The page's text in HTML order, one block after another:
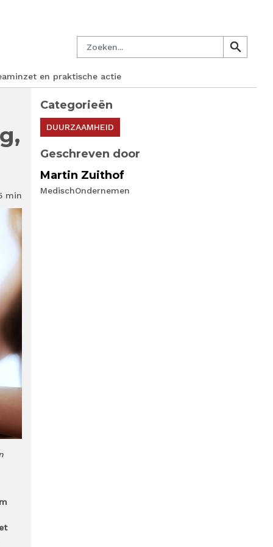
Zoeken
search
search
en praktische actie
min
Categorieën
DUURZAAMHEID
Geschreven door
Martin Zuithof
MedischOndernemen